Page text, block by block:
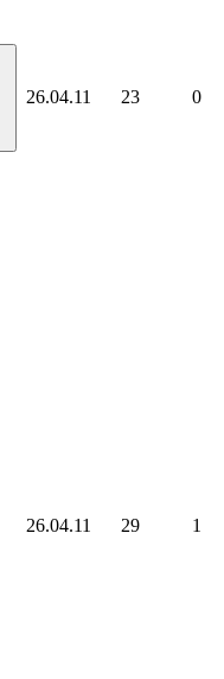
26.04.11 23 0
26.04.11 29 1